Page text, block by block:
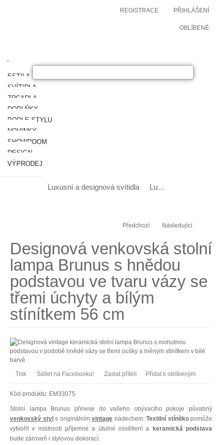
PŘIHLÁŠENÍ
REGISTRACE
OBLÍBENÉ
ESTILA NÁBYTEK
SVÍTIDLA
ZRCADLA
DOPLŇKY
PODLE STYLU
NOVINKY
SHOWROOM
DESIGN
VÝPRODEJ
Luxusní a designová svítidla Luxusní a designové stolní lampy
Předchozí Následující
Designová venkovská stolní
lampa Brunus s hnědou
podstavou ve tvaru vázy se
třemi úchyty a bílým
stínítkem 56 cm
Tisk Sdílet na Facebooku! Zaslat příteli Přidat k oblíbeným
Kód produktu: EM33075
Stolní lampa Brunus přinese do vašeho obývacího pokoje půvabný
venkovský styl s originálním vintage nádechem. Textilní stínítkopomůže
vytvořit v místnosti příjemné a útulné osvětlení a
keramická podstava
bude zároveň i stylovou dekorací.